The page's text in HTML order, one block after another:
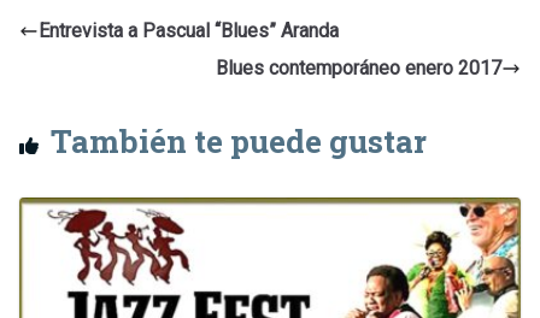
Entrevista a Pascual “Blues” Aranda
Blues contemporáneo enero 2017
También te puede gustar